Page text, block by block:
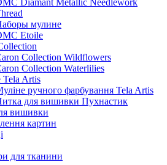
мулине
Etoile
Collection Wildflowers
Collection Waterlilies
Tela Artis
ручного фарбування Tela Artis
для вишивки Пухнастик
вишивки
картин
для тканини